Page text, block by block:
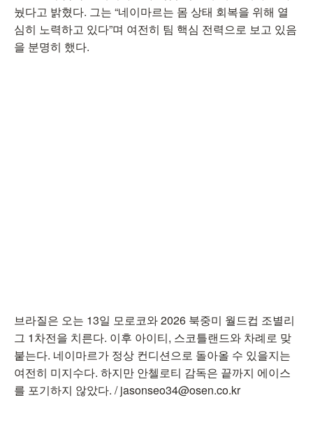
눴다고 밝혔다. 그는 “네이마르는 몸 상태 회복을 위해 열
심히 노력하고 있다”며 여전히 팀 핵심 전력으로 보고 있음
을 분명히 했다.
브라질은 오는 13일 모로코와 2026 북중미 월드컵 조별리
그 1차전을 치른다. 이후 아이티, 스코틀랜드와 차례로 맞
붙는다. 네이마르가 정상 컨디션으로 돌아올 수 있을지는
여전히 미지수다. 하지만 안첼로티 감독은 끝까지 에이스
를 포기하지 않았다. / jasonseo34@osen.co.kr